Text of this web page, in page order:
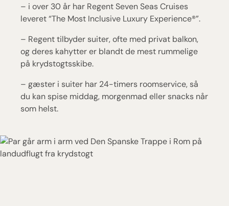
– i over 30 år har Regent Seven Seas Cruises
leveret “The Most Inclusive Luxury Experience®”.
– Regent tilbyder suiter, ofte med privat balkon,
og deres kahytter er blandt de mest rummelige
på krydstogtsskibe.
– gæster i suiter har 24-timers roomservice, så
du kan spise middag, morgenmad eller snacks når
som helst.